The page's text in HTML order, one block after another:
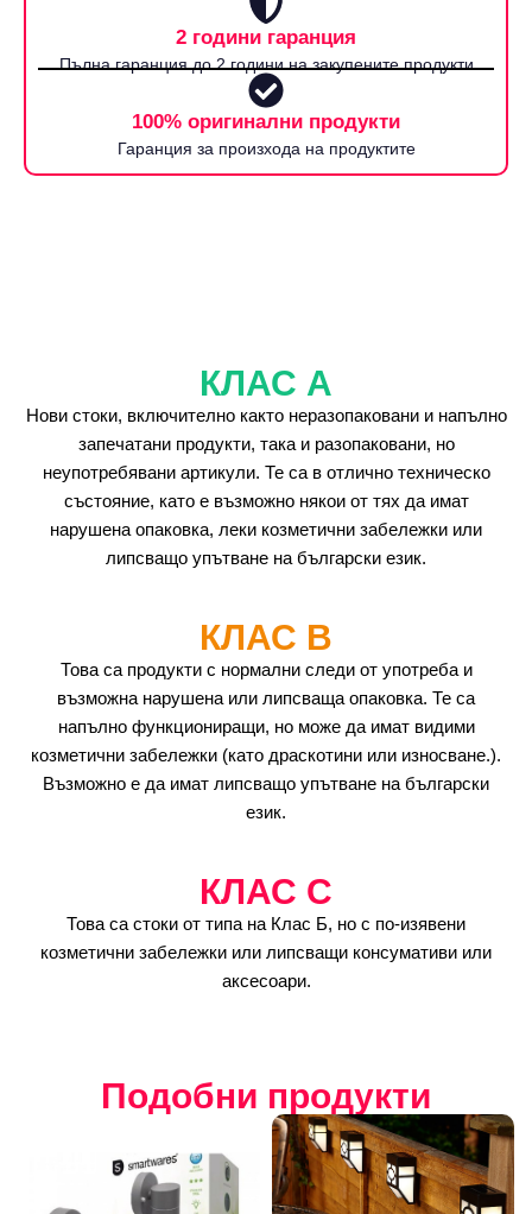
2 години гаранция
Пълна гаранция до 2 години на закупените продукти
100% оригинални продукти
Гаранция за произхода на продуктите
КЛАС А
Нови стоки, включително както неразопаковани и напълно
запечатани продукти, така и разопаковани, но
неупотребявани артикули. Те са в отлично техническо
състояние, като е възможно някои от тях да имат
нарушена опаковка, леки козметични забележки или
липсващо упътване на български език.
КЛАС B
Това са продукти с нормални следи от употреба и
възможна нарушена или липсваща опаковка. Те са
напълно функциониращи, но може да имат видими
козметични забележки (като драскотини или износване.).
Възможно е да имат липсващо упътване на български
език.
КЛАС C
Това са стоки от типа на Клас Б, но с по-изявени
козметични забележки или липсващи консумативи или
аксесоари.
Подобни продукти